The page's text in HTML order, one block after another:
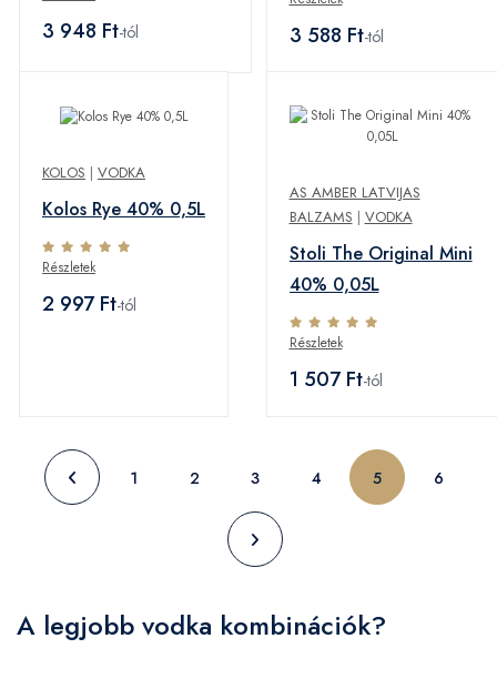
3 948 Ft-tól 3 588 Ft-tól
KOLOS | VODKA
Kolos Rye 40% 0,5L
Részletek
2 997 Ft-tól
AS AMBER LATVIJAS
BALZAMS | VODKA
Stoli The Original Mini
40% 0,05L
Részletek
1 507 Ft-tól
1 2 3 4 5 6
A legjobb vodka kombinációk?